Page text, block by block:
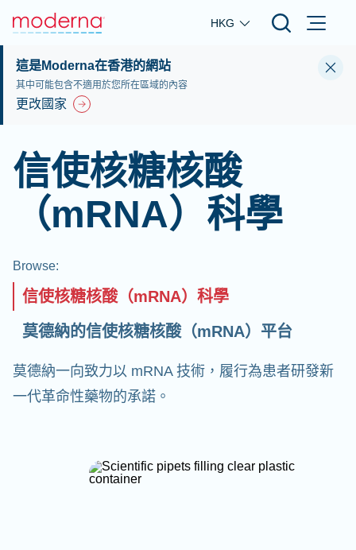
Skip to main content
HKG
這是Moderna在香港的網站
其中可能包含不適用於您所在區域的內容
更改國家
信使核糖核酸
（mRNA）科學
Browse:
信使核糖核酸（mRNA）科學
莫德納的信使核糖核酸（mRNA）平台
莫德納一向致力以 mRNA 技術，履行為患者研發新
一代革命性藥物的承諾。